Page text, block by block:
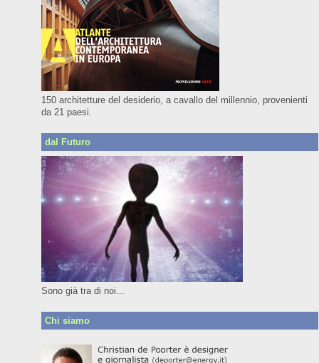
150 architetture del desiderio, a cavallo del millennio, provenienti
da 21 paesi.
dal Futuro
Sono già tra di noi...
Chi siamo